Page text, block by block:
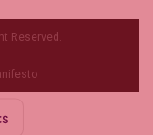
Reserved.